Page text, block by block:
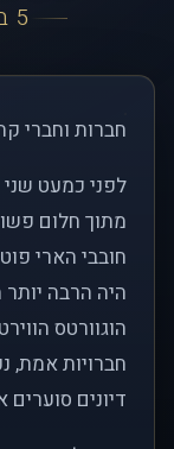
5 באוגוסט 2007 – 2026
חברות וחברי
מתוך חלום
חובבי הארי
היה הרבה
הוגוורטס
חברויות אמת,
דיונים